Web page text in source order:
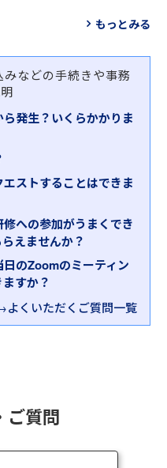
、業務改善を日々の業
作成のために業務を整
ことで、仕事の中の
自分なりの工夫に気づ
で「働き方改革」や
なげる方法をお伝えい
ラインでも開催しており
作成スキルを習得する
ど、属人化を防ぐ業務
わせて、ラインナップ
ラインナップ
」とお悩みのお客さま
ださい。弊社担当者が
だいたうえで、お客さ
せていただきます。
なり終わってしまう方
を９つのステップに分
ぶことで、確実に業務
スキルを習得しま
善テーマを選び、ステ
追及、目標設定、対策
そのまま職場で活用可
成させていただきま
されているリーダー・
した経験のある方
クトに携わる方
真の要因を突き止
手順やノウハウ、活動
の仕方などを学んでい
る企業の業務改善にお
善を阻んでいて、何がき
ったのかをグループ討
業務改善
」をお
ークラスの方
多様化する中で、業務
について考えていただ
るだけではなく、「ス
」など成功・失敗事例
り実践的な内容となって
業務改善テーマを考え
げていただきます。
もっとみる
みなどの手続きや事務
発生？いくらかかりま
ストすることはできま
修への参加がうまくでき
えませんか？
日のZoomのミーティン
すか？
よくいただくご質問一覧
ご質問